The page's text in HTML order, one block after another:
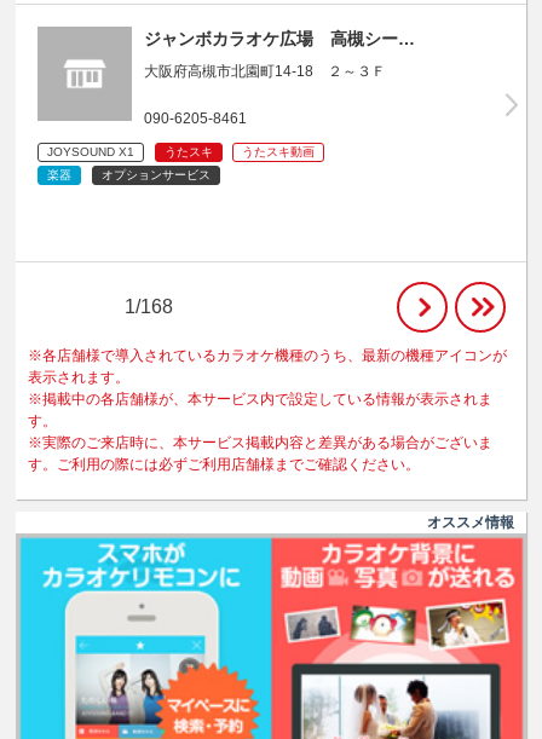
ジャンボカラオケ広場 高槻シー…
大阪府高槻市北園町14-18 ２～３Ｆ
090-6205-8461
JOYSOUND X1 うたスキ
うたスキ動画
楽器
オプションサービス
1/168
※各店舗様で導入されているカラオケ機種のうち、最新の機種アイコンが
表示されます。
※掲載中の各店舗様が、本サービス内で設定している情報が表示されま
す。
※実際のご来店時に、本サービス掲載内容と差異がある場合がございま
す。ご利用の際には必ずご利用店舗様までご確認ください。
オススメ情報